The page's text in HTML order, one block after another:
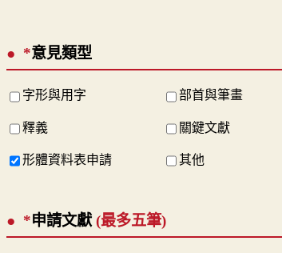
*意見類型
字形與用字 部首與筆畫
釋義 關鍵文獻
形體資料表申請 其他
*申請文獻 (最多五筆)